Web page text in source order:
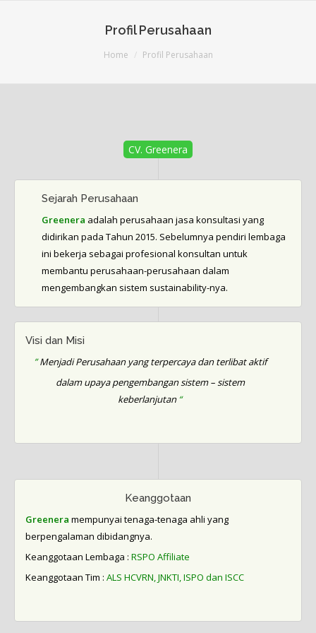
Profil Perusahaan
Home Profil Perusahaan
CV. Greenera
Sejarah Perusahaan
Greenera adalah perusahaan jasa konsultasi yang
didirikan pada Tahun 2015. Sebelumnya pendiri lembaga
ini bekerja sebagai profesional konsultan untuk
membantu perusahaan-perusahaan dalam
mengembangkan sistem sustainability-nya.
Visi dan Misi
” Menjadi Perusahaan yang terpercaya dan terlibat aktif
dalam upaya pengembangan sistem – sistem
keberlanjutan “
Keanggotaan
Greenera mempunyai tenaga-tenaga ahli yang
berpengalaman dibidangnya.
Keanggotaan Lembaga : RSPO Affiliate
Keanggotaan Tim : ALS HCVRN, JNKTI, ISPO dan ISCC